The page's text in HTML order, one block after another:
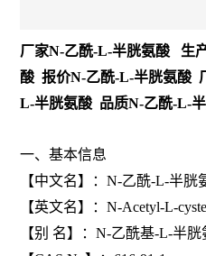
厂家N-乙酰-L-半胱氨酸 生
酸 报价N-乙酰-L-半胱氨酸
L-半胱氨酸 品质N-乙酰-L-
一、基本信息
【中文名】：N-乙酰-L-半胱
【英文名】：N-Acetyl-L-
【别 名】：N-乙酰基-L-半胱